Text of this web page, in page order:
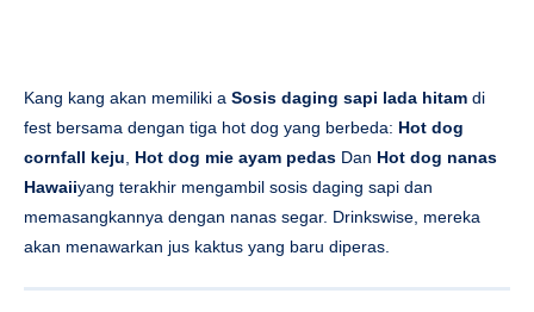
Kang kang akan memiliki a Sosis daging sapi lada hitam di
fest bersama dengan tiga hot dog yang berbeda: Hot dog
cornfall keju, Hot dog mie ayam pedas Dan Hot dog nanas
Hawaiiyang terakhir mengambil sosis daging sapi dan
memasangkannya dengan nanas segar. Drinkswise, mereka
akan menawarkan jus kaktus yang baru diperas.